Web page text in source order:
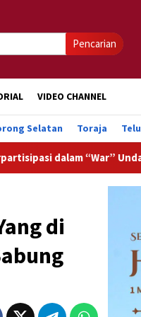
Pencarian
VIDEO CHANNEL
Selatan Toraja
Undangan Upacara
di